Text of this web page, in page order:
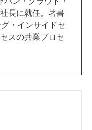
長に就任。著書
・インサイドセ
スの共業プロセ